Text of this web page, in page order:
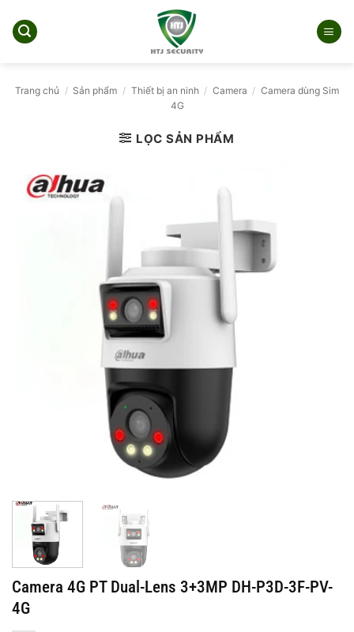
qua
Trang chủ / Sản phẩm / Thiết bị an ninh / Camera / Camera dùng Sim
4G
LỌC SẢN PHẨM
Camera 4G PT Dual-Lens 3+3MP DH-P3D-3F-PV-
4G